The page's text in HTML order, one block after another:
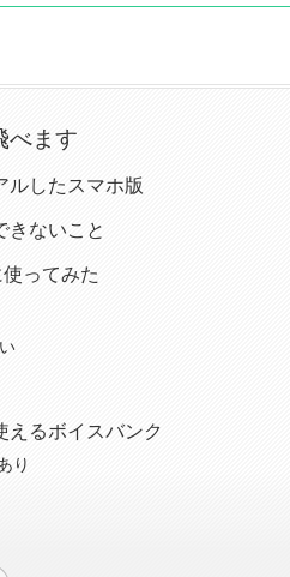
べます
ルしたスマホ版
きないこと
ってみた
るボイスバンク
り